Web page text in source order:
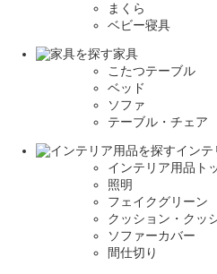
まくら
ベビー寝具
家具
こたつテーブル
ベッド
ソファ
テーブル・チェア
インテ
インテリア用品ト
照明
フェイクグリーン
クッション・クッ
ソファーカバー
間仕切り